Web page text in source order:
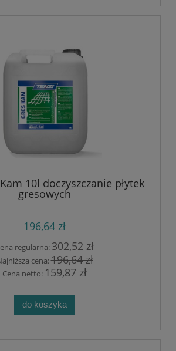
10l doczyszczanie płytek
gresowych
196,64 zł
regularna:302,52 zł
cena:196,64 zł
Cena netto: 159,87 zł
do koszyka